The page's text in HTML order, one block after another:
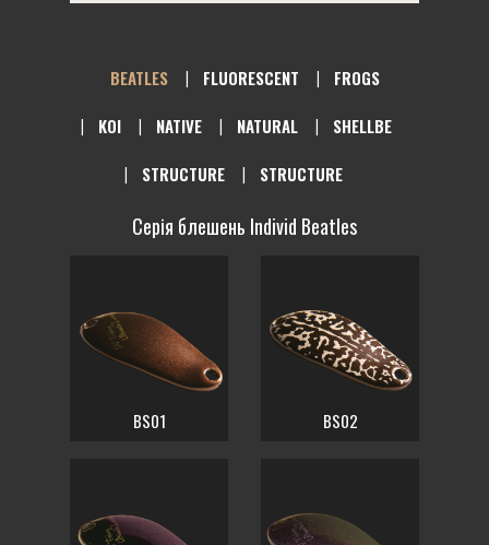
BEATLES FLUORESCENT
FROGS
KOI
NATIVE NATURAL
SHELLBE
STRUCTURE
STRUCTURE
Серія блешень Individ Beatles
BS01 BS02